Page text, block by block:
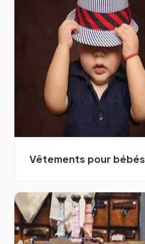
Vêtements pour bébés